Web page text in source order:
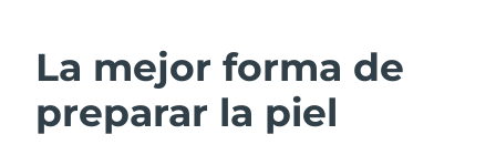
La mejor forma de
preparar la piel
Limpieza facial Lifting facial
Baréin Entrega prevista
Bélgica